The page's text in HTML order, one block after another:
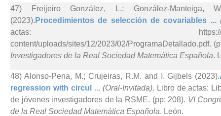
47) Freijeiro González, L.; González-Manteiga,
(2023). Procedimientos de selección de covariables ...
actas: https://
content/uploads/sites/12/2023/02/ProgramaDetallado.pdf.
Investigadores de la Real Sociedad Matemática Española.
48) Alonso-Pena, M.; Crujeiras, R.M. and I. Gijbels (2023).
regression with circul ... (Oral-Invitada). Libro de actas:
de jóvenes investigadores de la RSME. (pp: 208). VI
de la Real Sociedad Matemática Española. León.